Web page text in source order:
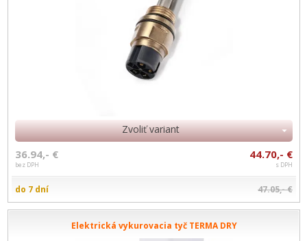
Zvoliť variant
36.94,- €
bez DPH
44.70,- €
s DPH
do 7 dní 47.05,- €
Elektrická vykurovacia tyč TERMA DRY